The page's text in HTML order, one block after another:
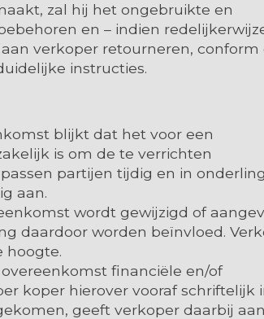
zal hij het ongebruikte en
en – indien
verkoper retourneren, conform
instructies.
blijkt dat het voor een
is om de te verrichten
partijen tijdig en in onderling
aan.
wordt gewijzigd of
daardoor worden beïnvloed.
hoogte.
financiële en/of
koper hierover vooraf schriftelijk
geeft verkoper daarbij